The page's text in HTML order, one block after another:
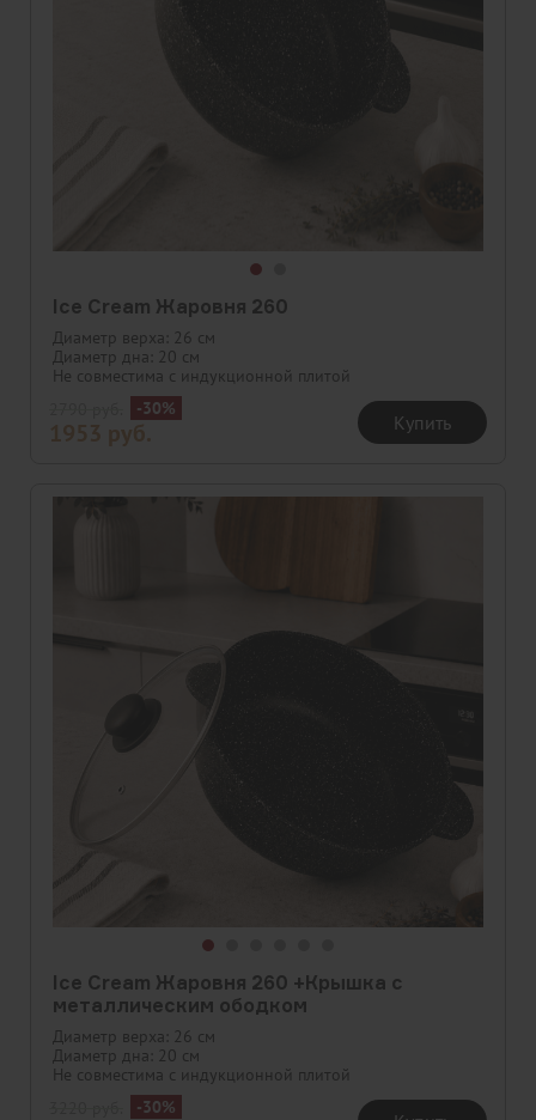
Ice Cream Жаровня 260
Диаметр верха: 26 см
Диаметр дна: 20 см
Не совместима с индукционной плитой
-30%
1953 руб. Купить
Ice Cream Жаровня 260 +Крышка с
металлическим ободком
Диаметр верха: 26 см
Диаметр дна: 20 см
Не совместима с индукционной плитой
-30%